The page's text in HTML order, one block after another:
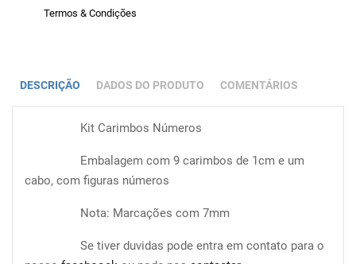
Termos & Condições
DESCRIÇÃO DADOS DO PRODUTO COMENTÁRIOS
Kit Carimbos Números
Embalagem com 9 carimbos de 1cm e um
cabo, com figuras números
Nota: Marcações com 7mm
Se tiver duvidas pode entra em contato para o